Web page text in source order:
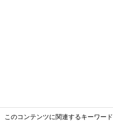
このコンテンツに関連するキーワード